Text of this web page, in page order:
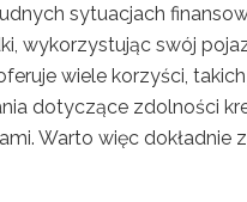
sytuacjach
wykorzystując swój
wiele korzyści,
dotyczące zdolności
Warto więc dokładnie